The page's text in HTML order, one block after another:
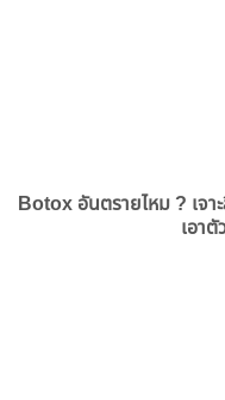
Botox อันตรายไหม ? เจา
เอา